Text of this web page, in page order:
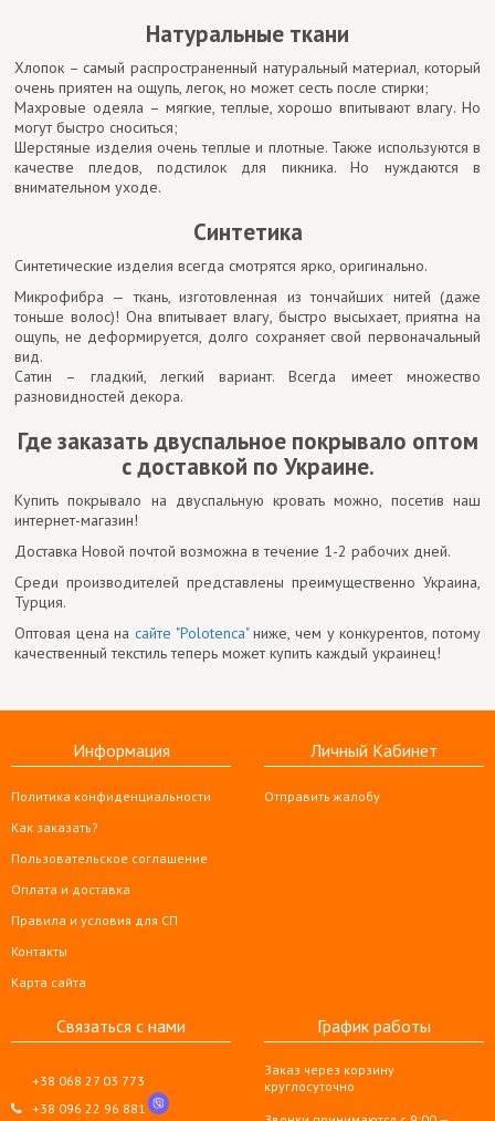
Натуральные ткани
Хлопок – самый распространенный натуральный материал, который
очень приятен на ощупь, легок, но может сесть после стирки;
Махровые одеяла – мягкие, теплые, хорошо впитывают влагу. Но
могут быстро сноситься;
Шерстяные изделия очень теплые и плотные. Также используются в
качестве пледов, подстилок для пикника. Но нуждаются в
внимательном уходе.
Синтетика
Синтетические изделия всегда смотрятся ярко, оригинально.
Микрофибра — ткань, изготовленная из тончайших нитей (даже
тоньше волос)! Она впитывает влагу, быстро высыхает, приятна на
ощупь, не деформируется, долго сохраняет свой первоначальный
вид.
Сатин – гладкий, легкий вариант. Всегда имеет множество
разновидностей декора.
Где заказать двуспальное покрывало оптом
с доставкой по Украине.
Купить покрывало на двуспальную кровать можно, посетив наш
интернет-магазин!
Доставка Новой почтой возможна в течение 1-2 рабочих дней.
Среди производителей представлены преимущественно Украина,
Турция.
Оптовая цена на сайте "Polotenca"ниже, чем у конкурентов, потому
качественный текстиль теперь может купить каждый украинец!
Информация
Политика конфиденциальности
Как заказать?
Пользовательское соглашение
Оплата и доставка
Правила и условия для СП
Контакты
Карта сайта
Личный Кабинет
Отправить жалобу
Связаться с нами
+38 068 27 03 773
+38 096 22 96 881
График работы
Заказ через корзину
круглосуточно